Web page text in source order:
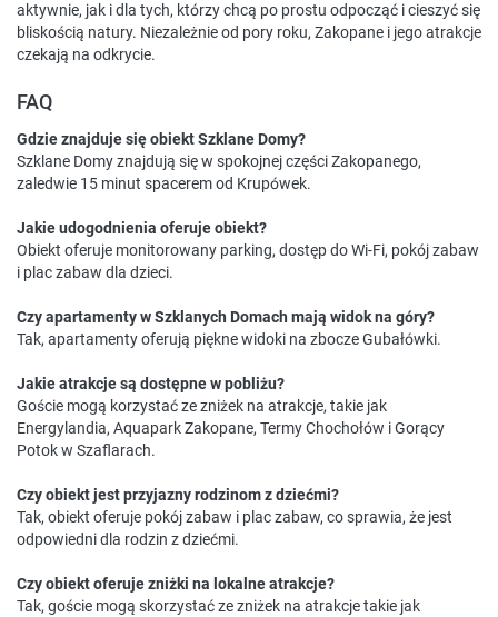
aktywnie, jak i dla tych, którzy chcą po prostu odpocząć i cieszyć się
bliskością natury. Niezależnie od pory roku, Zakopane i jego atrakcje
czekają na odkrycie.
FAQ
Gdzie znajduje się obiekt Szklane Domy?
Szklane Domy znajdują się w spokojnej części Zakopanego,
zaledwie 15 minut spacerem od Krupówek.
Jakie udogodnienia oferuje obiekt?
Obiekt oferuje monitorowany parking, dostęp do Wi-Fi, pokój zabaw
i plac zabaw dla dzieci.
Czy apartamenty w Szklanych Domach mają widok na góry?
Tak, apartamenty oferują piękne widoki na zbocze Gubałówki.
Jakie atrakcje są dostępne w pobliżu?
Goście mogą korzystać ze zniżek na atrakcje, takie jak
Energylandia, Aquapark Zakopane, Termy Chochołów i Gorący
Potok w Szaflarach.
Czy obiekt jest przyjazny rodzinom z dziećmi?
Tak, obiekt oferuje pokój zabaw i plac zabaw, co sprawia, że jest
odpowiedni dla rodzin z dziećmi.
Czy obiekt oferuje zniżki na lokalne atrakcje?
Tak, goście mogą skorzystać ze zniżek na atrakcje takie jak